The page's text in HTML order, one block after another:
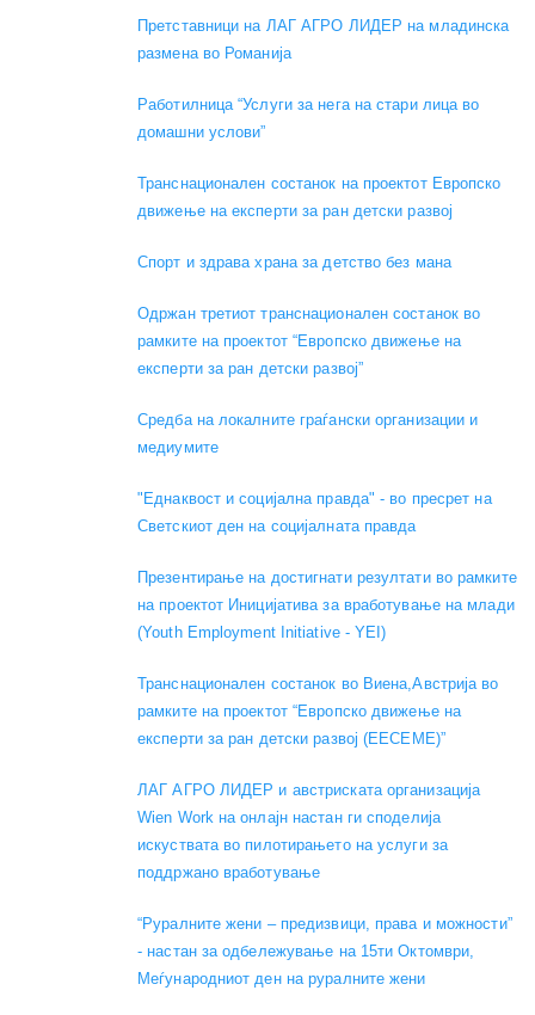
Претставници на ЛАГ АГРО ЛИДЕР на младинска
размена во Романија
Работилница “Услуги за нега на стари лица во
домашни услови”
Транснационален состанок на проектот Европско
движење на експерти за ран детски развој
Спорт и здрава храна за детство без мана
Одржан третиот транснационален состанок во
рамките на проектот “Европско движење на
експерти за ран детски развој”
Средба на локалните граѓански организации и
медиумите
"Еднаквост и социјална правда" - во пресрет на
Светскиот ден на социјалната правда
Презентирање на достигнати резултати во рамките
на проектот Иницијатива за вработување на млади
(Youth Employment Initiative - YEI)
Транснационален состанок во Виена,Австрија во
рамките на проектот “Европско движење на
експерти за ран детски развој (EECEME)”
ЛАГ АГРО ЛИДЕР и австриската организација
Wien Work на онлајн настан ги споделија
искуствата во пилотирањето на услуги за
поддржано вработување
“Руралните жени – предизвици, права и можности”
- настан за одбележување на 15ти Октомври,
Меѓународниот ден на руралните жени